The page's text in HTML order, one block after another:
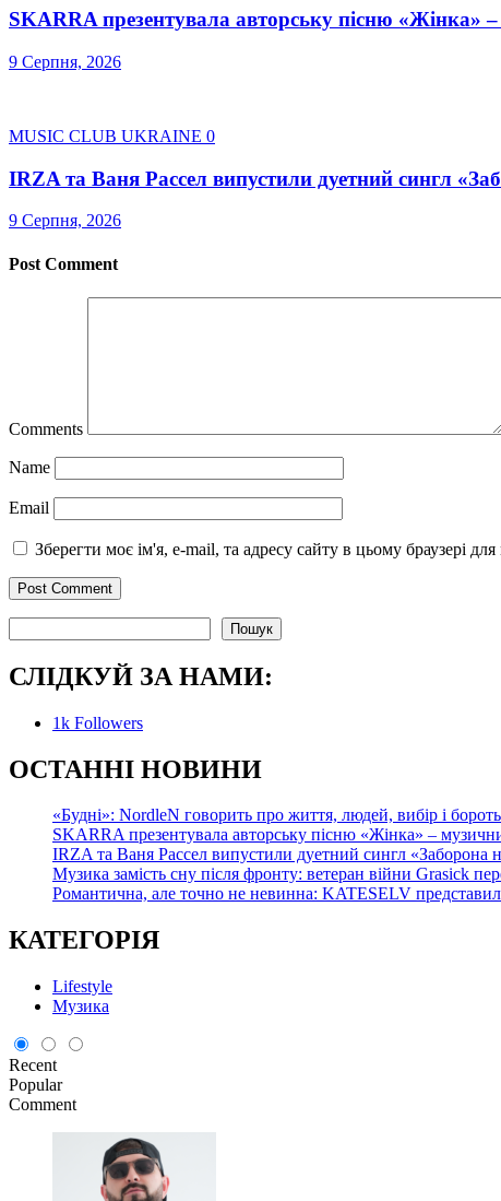
SKARRA презентувала авторську пісню «Жінка»
9 Серпня, 2026
MUSIC CLUB UKRAINE 0
IRZA та Ваня Рассел випустили дуетний сингл
9 Серпня, 2026
Post Comment
Comments
Name
Email
Зберегти моє ім'я, e-mail, та адресу сайту в цьому браузері
Пошук
СЛІДКУЙ ЗА НАМИ:
1k Followers
ОСТАННІ НОВИНИ
«Будні»: NordleN говорить про життя, людей, вибір і
SKARRA презентувала авторську пісню «Жінка» –
IRZA та Ваня Рассел випустили дуетний сингл «Заборона
Музика замість сну після фронту: ветеран війни Grasick
Романтична, але точно не невинна: KATESELV
КАТЕГОРІЯ
Lifestyle
Музика
Recent
Popular
Comment